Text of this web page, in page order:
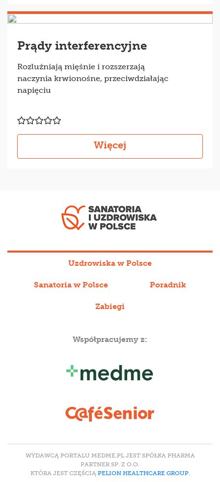
Prądy interferencyjne
Rozluźniają mięśnie i rozszerzają
naczynia krwionośne, przeciwdziałając
napięciu
Więcej
Uzdrowiska w Polsce
Sanatoria w Polsce Poradnik
Zabiegi
Współpracujemy z:
WYDAWCĄ PORTALU MEDME.PL JEST SPÓŁKA PHARMA
PARTNER SP. Z O.O.
KTÓRA JEST CZĘŚCIĄ PELION HEALTHCARE GROUP.